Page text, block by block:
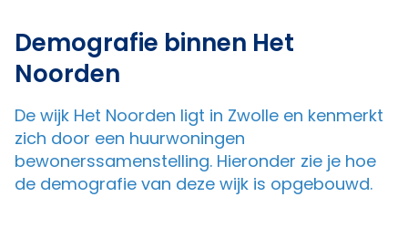
Demografie binnen Het
Noorden
De wijk Het Noorden ligt in Zwolle en kenmerkt
zich door een huurwoningen
bewonerssamenstelling. Hieronder zie je hoe
de demografie van deze wijk is opgebouwd.